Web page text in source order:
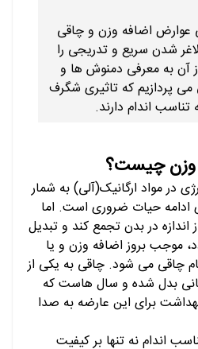
عوارض اضافه وزن و چاقی
شدن سریع و تدریجی را
آن به معرفی دمنوش ها و
پردازیم که تاثیری شگرف
اندام دارند.
وزن چیست؟
در مواد ارگانیک(آلی) به شمار
ادامه حیات ضروری است. اما
در بدن تجمع کند و تبدیل
موجب بروز اضافه وزن و یا
چاقی می شود. چاقی به یکی از
بدل شده و سال هاست که
برای این عارضه به صدا
اندام نه تنها بر کیفیت